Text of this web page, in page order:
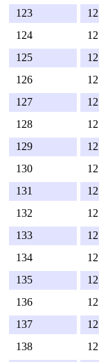
123
124
125
126
127
128
129
130
131
132
133
134
135
136
137
138